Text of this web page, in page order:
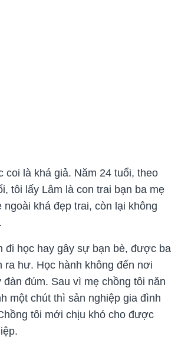
coi là khá giả. Năm 24 tuổi, theo
tôi lấy Lâm là con trai bạn ba mẹ
ngoài khá đẹp trai, còn lại không
đi học hay gây sự bạn bè, được ba
ra hư. Học hành không đến nơi
đàn đúm. Sau vì mẹ chồng tôi năn
một chút thì sản nghiệp gia đình
tôi mới chịu khó cho được